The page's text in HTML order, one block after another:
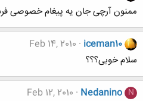
ممنون آرچی جان یه پیغام خصوصی
iceman10
Feb 14, 2010
سلام خوبی؟؟؟
N
Nedanino
Feb 12, 2010